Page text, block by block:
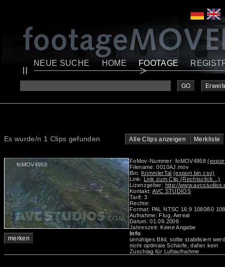
NEUE SUCHE HOME FOOTAGE
GO
Es wurde/n 1 Clips gefunden Alle Clips anzeigen Merkliste
foMOV4958
merken
FoMov-Nummer: foMOV4958
Filename: 0010AJ.mov
Bin: KrimmlerTal (export bin csv)
Link: Link zum Clip (Rechtsclick...)
Lizenzgeber: http://
Kontakt:AVC STUDIOS
Tarif: 3
Rechte:
Format: PAL NTSC 16:9 1080i50
Aufnahme: Flug, Aereal
Datum: 01.09.2006
Jahreszeit: Keine Angabe
Info
unruhiges Bild, sollte stabilisiert
nicht optimale Schärfe, daher kein
Zuschlag für Luftaufnahme